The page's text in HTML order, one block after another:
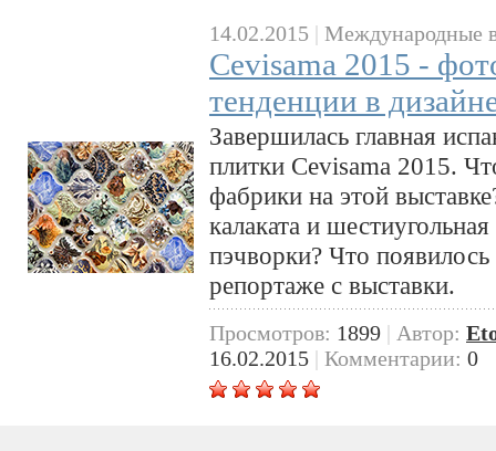
14.02.2015 | Международные
Cevisama 2015 -
тенденции в
Завершилась главная
плитки Cevisama 2015.
фабрики на этой
калаката и
пэчворки? Что
репортаже с выставки.
Просмотров: 1899 | Автор:
16.02.2015 | Комментарии: 0